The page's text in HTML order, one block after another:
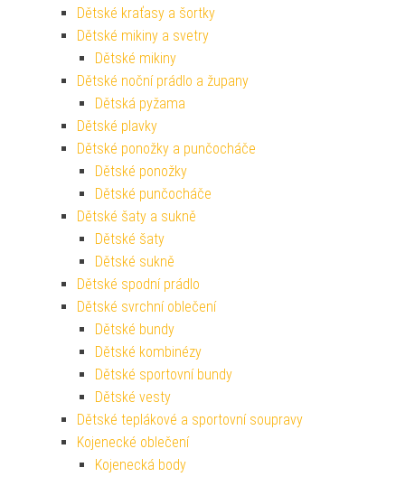
Dětské kraťasy a šortky
Dětské mikiny a svetry
Dětské mikiny
Dětské noční prádlo a župany
Dětská pyžama
Dětské plavky
Dětské ponožky a punčocháče
Dětské ponožky
Dětské punčocháče
Dětské šaty a sukně
Dětské šaty
Dětské sukně
Dětské spodní prádlo
Dětské svrchní oblečení
Dětské bundy
Dětské kombinézy
Dětské sportovní bundy
Dětské vesty
Dětské teplákové a sportovní soupravy
Kojenecké oblečení
Kojenecká body